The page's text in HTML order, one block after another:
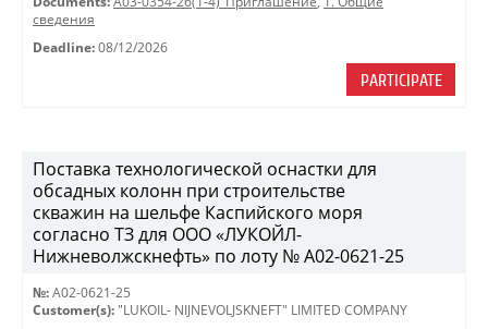
сведения
Deadline: 08/12/2026
PARTICIPATE
Поставка технологической оснастки для
обсадных колонн при строительстве
скважин на шельфе Каспийского моря
согласно ТЗ для ООО «ЛУКОЙЛ-
Нижневолжскнефть» по лоту № A02-0621-25
№: A02-0621-25
Customer(s): "LUKOIL- NIJNEVOLJSKNEFT" LIMITED COMPANY